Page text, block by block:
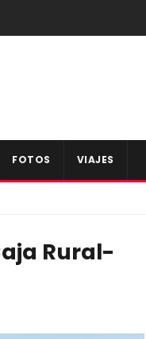
FOTOS VIAJES
Rural-